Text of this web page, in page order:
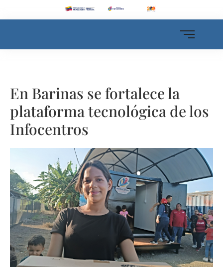
En Barinas se fortalece la
plataforma tecnológica de los
Infocentros